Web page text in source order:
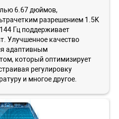
6.67 дюймов,
разрешением 1.5K
Гц поддерживает
Улучшенное качество
адаптивным
который оптимизирует
регулировку
и многое другое.